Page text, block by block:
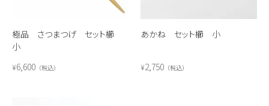
極品 さつまつげ セット櫛
小
¥6,600 税込
あかね セット櫛 小
¥2,750 税込